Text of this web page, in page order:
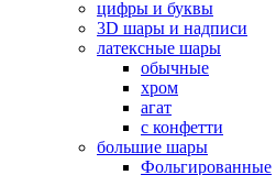
цифры и буквы
3D шары и надписи
латексные шары
обычные
хром
агат
с конфетти
большие шары
Фольгированные